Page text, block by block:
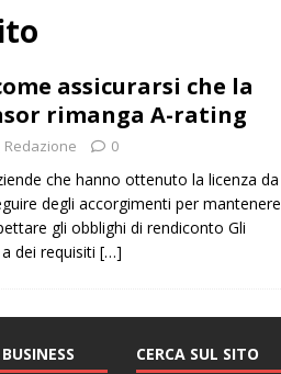
assicurarsi che la
rimanga A-rating
Redazione 0
che hanno ottenuto la licenza da
degli accorgimenti per mantenere
gli obblighi di rendiconto Gli
dei requisiti […]
CERCA SUL SITO